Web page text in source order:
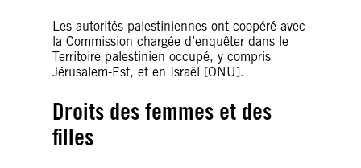
Les autorités palestiniennes ont coopéré avec
la Commission chargée d’enquêter dans le
Territoire palestinien occupé, y compris
Jérusalem-Est, et en Israël [ONU].
Droits des femmes et des
filles